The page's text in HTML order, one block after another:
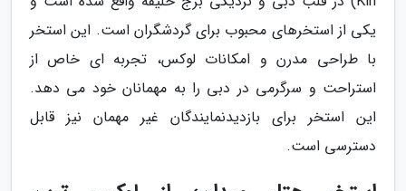
یکی از استخرهای محبوب برای گردشگران است. این استخر
با طراحی مدرن و امکانات لوکس، تجربه ای خاص از
استراحت و سرگرمی در دبی را به مهمانان خود می دهد.
این استخر برای بازدیدنمایندگان غیر مهمان نیز قابل
دسترسی است.